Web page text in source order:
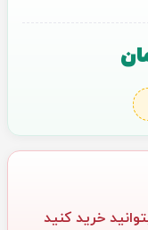
خرید کنید